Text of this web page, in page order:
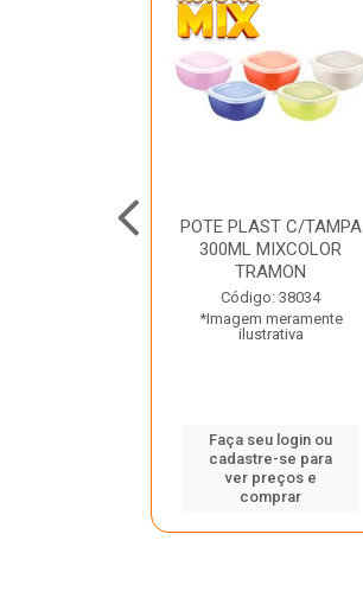
POTE PLAST C/TAMPA
300ML MIXCOLOR
TRAMON
Código: 38034
*Imagem meramente
ilustrativa
Faça seu login ou
cadastre-se para
ver preços e
comprar